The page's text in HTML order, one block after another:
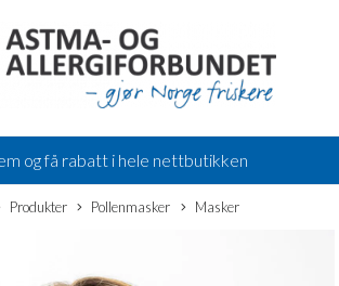
og få rabatt i hele nettbutikken
Produkter Pollenmasker Masker